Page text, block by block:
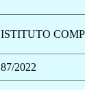
ISTITUTO
87/2022